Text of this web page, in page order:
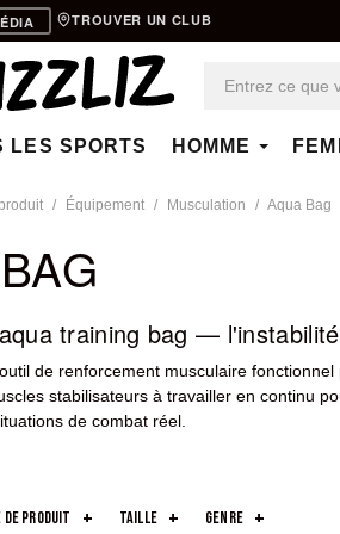
TROUVER UN CLUB
LES SPORTS HOMME
Équipement Musculation Aqua Bag
training bag​ —
de renforcement musculaire
stabilisateurs à travailler en continu
de combat réel.
Renforcement Musculaire
de produit taille genre